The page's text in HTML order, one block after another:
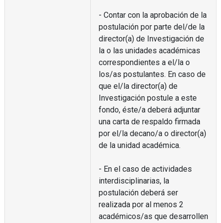
- Contar con la aprobación de la
postulación por parte del/de la
director(a) de Investigación de
la o las unidades académicas
correspondientes a el/la o
los/as postulantes. En caso de
que el/la director(a) de
Investigación postule a este
fondo, éste/a deberá adjuntar
una carta de respaldo firmada
por el/la decano/a o director(a)
de la unidad académica.
- En el caso de actividades
interdisciplinarias, la
postulación deberá ser
realizada por al menos 2
académicos/as que desarrollen